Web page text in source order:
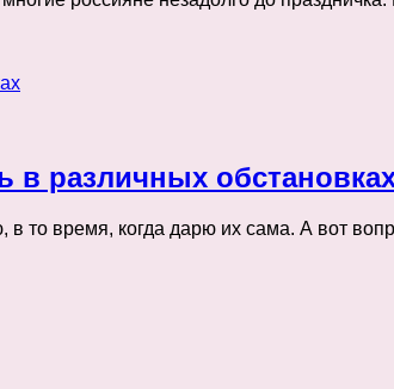
в различных
время, когда дарю их сама. А вот